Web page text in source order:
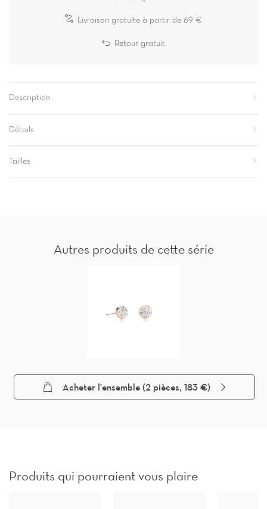
Livraison gratuite à partir de 69 €
Retour gratuit
Description
Détails
Tailles
Autres produits de cette série
Acheter l'ensemble (2 pièces, 183 €)
Produits qui pourraient vous plaire